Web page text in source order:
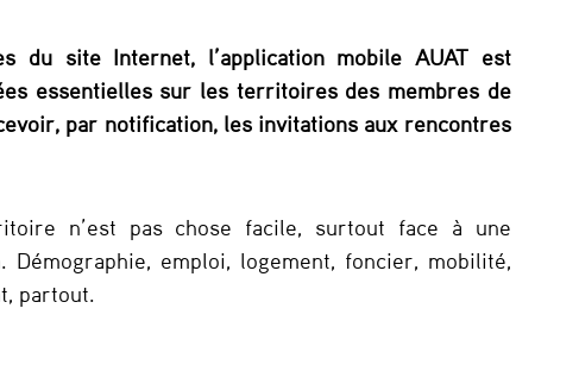
du site Internet, l’application mobile AUAT est
essentielles sur les territoires des membres de
par notification, les invitations aux rencontres
n’est pas chose facile, surtout face à une
Démographie, emploi, logement, foncier, mobilité,
partout.